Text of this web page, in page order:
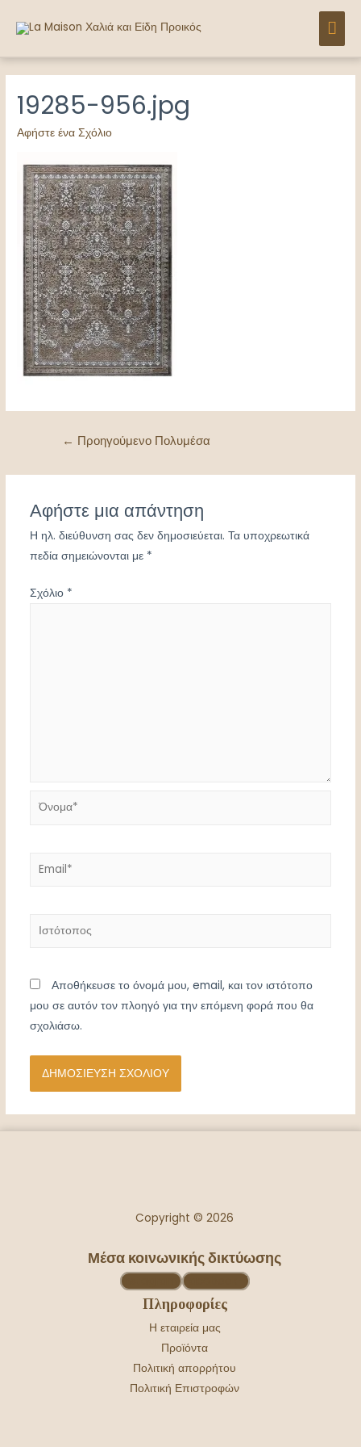
στο
19285-956.jpg
Αφήστε ένα Σχόλιο
Πλοήγηση
← Προηγούμενο Πολυμέσα
Αφήστε μια απάντηση
Η ηλ. διεύθυνση σας δεν δημοσιεύεται. Τα υποχρεωτικά
πεδία σημειώνονται με *
Σχόλιο *
Όνομα*
Email*
Ιστότοπος
Αποθήκευσε το όνομά μου, email, και τον ιστότοπο
μου σε αυτόν τον πλοηγό για την επόμενη φορά που θα
σχολιάσω.
Copyright © 2026
Μέσα κοινωνικής δικτύωσης
Instagram Facebook-f
Πληροφορίες
Η εταιρεία μας
Προϊόντα
Πολιτική απορρήτου
Πολιτική Επιστροφών